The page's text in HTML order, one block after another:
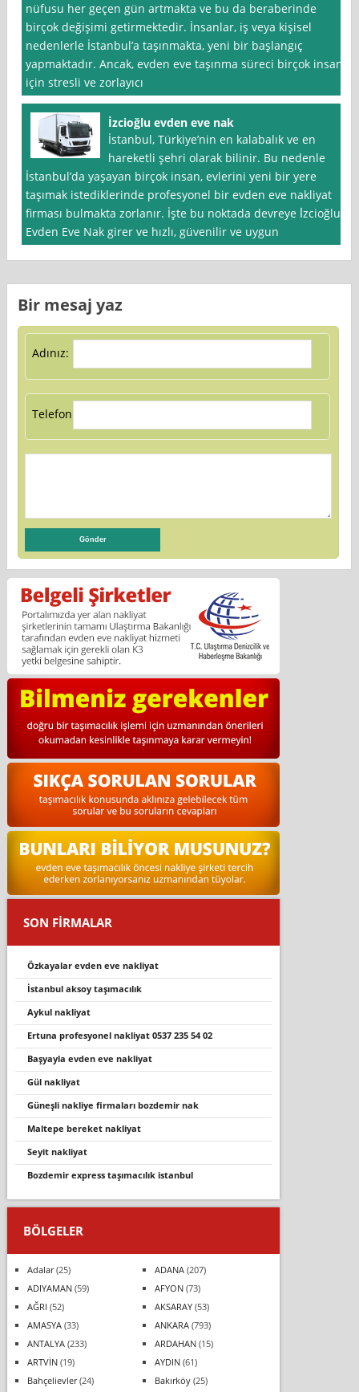
nüfusu her geçen gün artmakta ve bu da beraberinde
birçok değişimi getirmektedir. İnsanlar, iş veya kişisel
nedenlerle İstanbul’a taşınmakta, yeni bir başlangıç
yapmaktadır. Ancak, evden eve taşınma süreci birçok insan
için stresli ve zorlayıcı
İzcioğlu evden eve nak
İstanbul, Türkiye’nin en kalabalık ve en
hareketli şehri olarak bilinir. Bu nedenle
İstanbul’da yaşayan birçok insan, evlerini yeni bir yere
taşımak istediklerinde profesyonel bir evden eve nakliyat
firması bulmakta zorlanır. İşte bu noktada devreye İ̇zcioğlu
Evden Eve Nak girer ve hızlı, güvenilir ve uygun
Bir mesaj yaz
Adınız:
Telefon:
SON FİRMALAR
özkayalar evden eve nakliyat
i̇stanbul aksoy taşımacılık
aykul nakli̇yat
ertuna profesyonel nakliyat 0537 235 54 02
başyayla evden eve nakli̇yat
gül nakliyat
güneşli̇ nakli̇ye fi̇rmalari bozdemi̇r nak
maltepe bereket nakliyat
seyi̇t nakli̇yat
bozdemir express taşımacılık istanbul
BÖLGELER
Adalar(25) ADANA(207)
ADIYAMAN(59) AFYON(73)
AĞRI (52) AKSARAY(53)
AMASYA(33) ANKARA(793)
ANTALYA(233) ARDAHAN(15)
ARTVİN(19) AYDIN(61)
Bahçelievler(24) Bakırköy(25)